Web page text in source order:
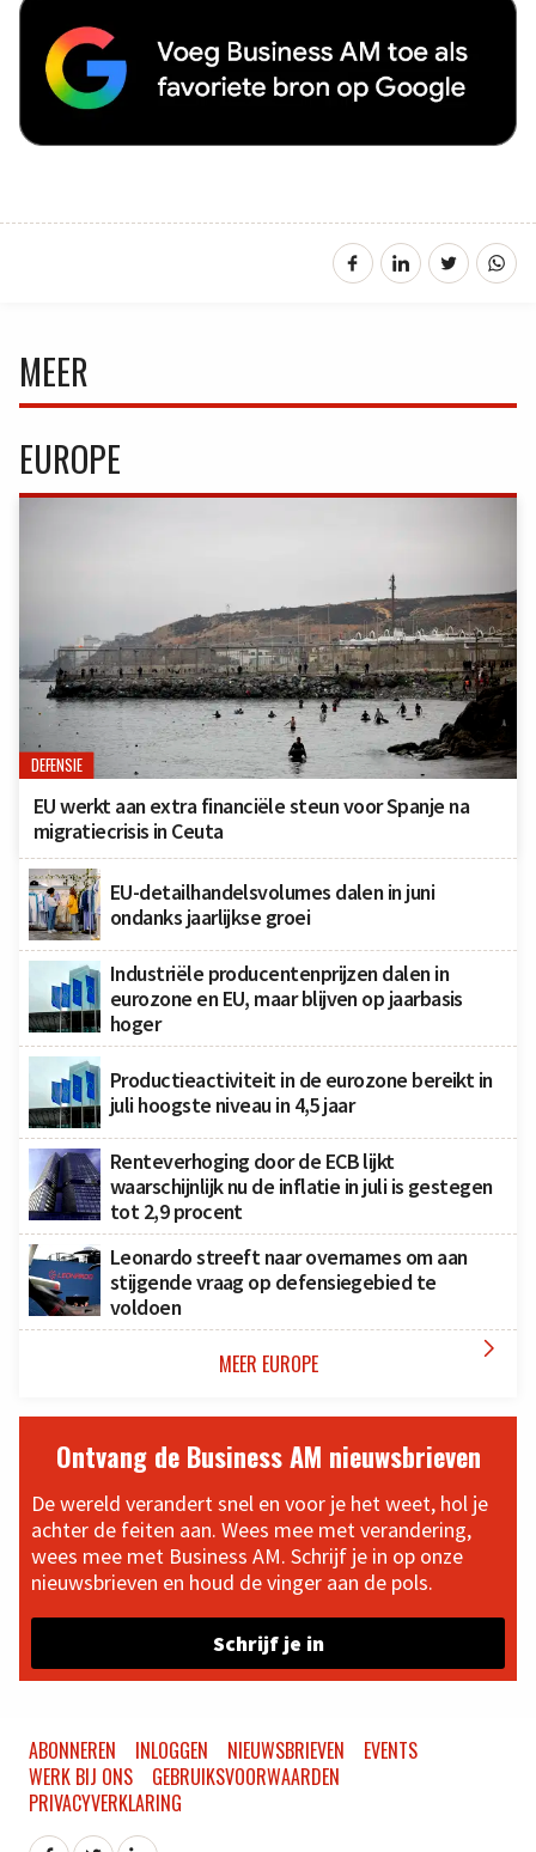
MEER
EUROPE
DEFENSIE
EU werkt aan extra financiële steun voor Spanje na
migratiecrisis in Ceuta
EU-detailhandelsvolumes dalen in juni
ondanks jaarlijkse groei
Industriële producentenprijzen dalen in
eurozone en EU, maar blijven op jaarbasis
hoger
Productieactiviteit in de eurozone bereikt in
juli hoogste niveau in 4,5 jaar
Renteverhoging door de ECB lijkt
waarschijnlijk nu de inflatie in juli is gestegen
tot 2,9 procent
Leonardo streeft naar overnames om aan
stijgende vraag op defensiegebied te
voldoen
MEER EUROPE 
Ontvang de Business AM nieuwsbrieven
De wereld verandert snel en voor je het weet, hol je
achter de feiten aan. Wees mee met verandering,
wees mee met Business AM. Schrijf je in op onze
nieuwsbrieven en houd de vinger aan de pols.
Schrijf je in
ABONNEREN INLOGGEN NIEUWSBRIEVEN
EVENTS
WERK BIJ ONS
GEBRUIKSVOORWAARDEN
PRIVACYVERKLARING